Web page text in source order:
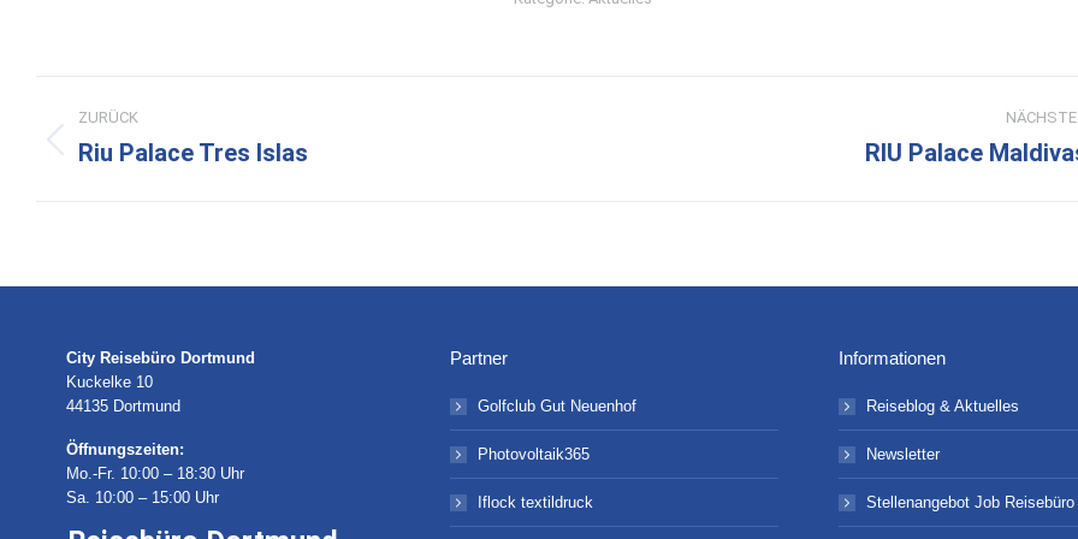
Kommentarnavigation
ZURÜCK
Vorheriger
Riu Palace Tres Islas RIU Palace
City Reisebüro Dortmund
Kuckelke 10
44135 Dortmund
Öffnungszeiten:
Mo.-Fr. 10:00 – 18:30 Uhr
Sa. 10:00 – 15:00 Uhr
Partner
Golfclub Gut Neuenhof
Photovoltaik365
Iflock textildruck
Informationen
Reiseblog & Aktuelles
Newsletter
Stellenangebot Job Reisebüro